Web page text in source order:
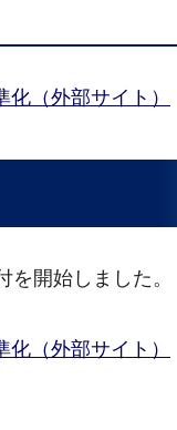
（外部サイト）
開始しました。
（外部サイト）